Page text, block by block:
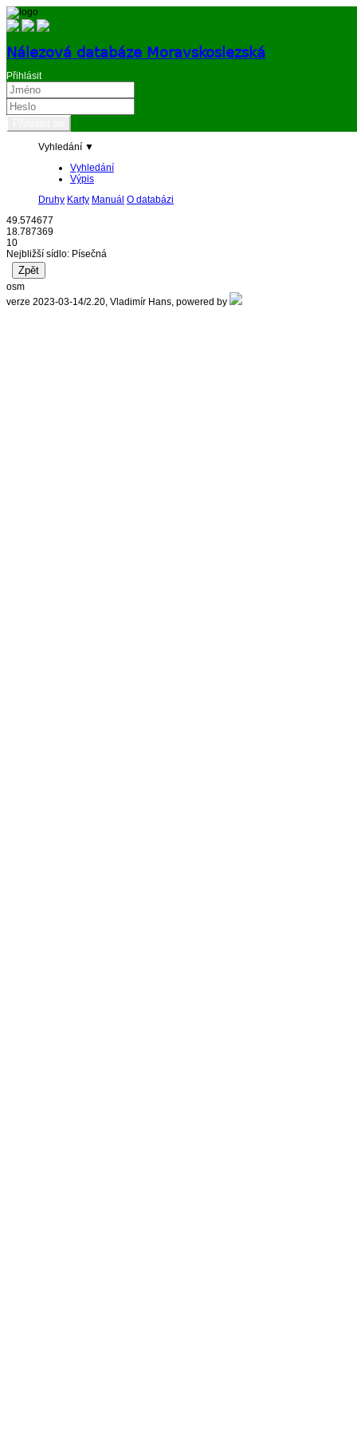
Nálezová databáze Moravskoslezská
Přihlásit
Vyhledání ▼
Vyhledání
Výpis
Druhy Karty Manuál O databázi
49.574677
18.787369
10
Nejbližší sídlo: Písečná
osm
verze 2023-03-14/2.20, Vladimír Hans, powered by